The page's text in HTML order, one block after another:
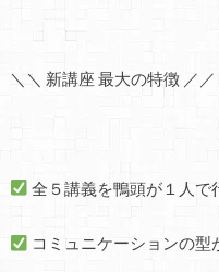
＼＼ 新講座 最大の特徴 ／／
全５講義を鴨頭が１人で
コミュニケーションの型